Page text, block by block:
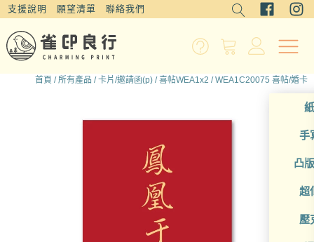
支援說明 願望清單 聯絡我們
手
凸
超
壓
首頁 /所有產品 /卡片/邀請函(p) /喜帖WEA1x2 / WEA1C20075 喜帖/婚卡